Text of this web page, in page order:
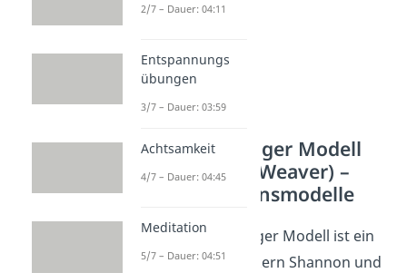
Sender Empfänger Modell
(Shannon und Weaver) –
Kommunikationsmodelle
Das Sender Empfänger Modell ist ein
von den Mathematikern Shannon und
2/7 – Dauer: 04:11
Entspannungs
übungen
3/7 – Dauer: 03:59
Achtsamkeit
4/7 – Dauer: 04:45
Meditation
5/7 – Dauer: 04:51